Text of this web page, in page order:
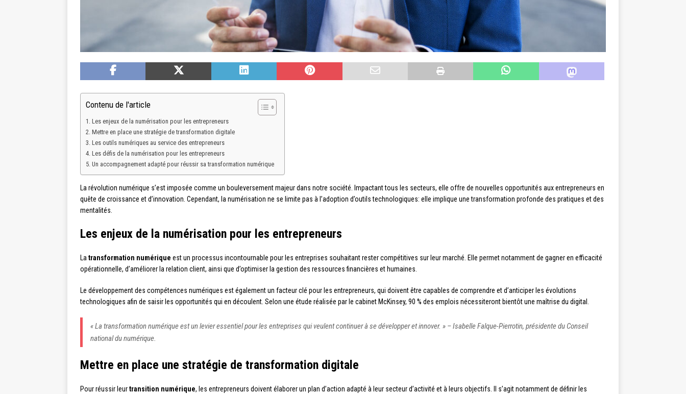
Contenu de l'article
Les enjeux de la numérisation pour les entrepreneurs
Mettre en place une stratégie de transformation digitale
Les outils numériques au service des entrepreneurs
Les défis de la numérisation pour les entrepreneurs
Un accompagnement adapté pour réussir sa transformation numérique
La révolution numérique s’est imposée comme un bouleversement majeur dans notre société. Impactant tous les secteurs, elle offre de nouvelles opportunités aux entrepreneurs en
quête de croissance et d’innovation. Cependant, la numérisation ne se limite pas à l’adoption d’outils technologiques: elle implique une transformation profonde des pratiques et des
mentalités.
Les enjeux de la numérisation pour les entrepreneurs
La transformation numérique est un processus incontournable pour les entreprises souhaitant rester compétitives sur leur marché. Elle permet notamment de gagner en efficacité
opérationnelle, d’améliorer la relation client, ainsi que d’optimiser la gestion des ressources financières et humaines.
Le développement des compétences numériques est également un facteur clé pour les entrepreneurs, qui doivent être capables de comprendre et d’anticiper les évolutions
technologiques afin de saisir les opportunités qui en découlent. Selon une étude réalisée par le cabinet McKinsey, 90 % des emplois nécessiteront bientôt une maîtrise du digital.
« La transformation numérique est un levier essentiel pour les entreprises qui veulent continuer à se développer et innover. » – Isabelle Falque-Pierrotin, présidente du Conseil
national du numérique.
Mettre en place une stratégie de transformation digitale
Pour réussir leurtransition numérique, les entrepreneurs doivent élaborer un plan d’action adapté à leur secteur d’activité et à leurs objectifs. Il s’agit notamment de définir les